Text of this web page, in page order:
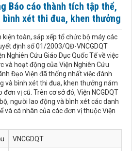
Báo cáo thành tích tập thể,
bình xét thi đua, khen thưởng
toàn, sắp xếp tổ chức bộ máy các
định số 01/2003/QĐ-VNCGDQT
Nghiên Cứu Giáo Dục Quốc Tế về việc
và hoạt động của Viện Nghiên Cứu
Đạo Viện đã thống nhất việc đánh
và bình xét thi đua, khen thưởng năm
vị cũ. Trên cơ sở đó, Viện NCGDQT
người lao động và bình xét các danh
và cá nhân của các đơn vị thuộc Viện
VNCGDQT